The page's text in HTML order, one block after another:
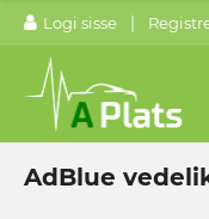
Logi sisse |
AdBlue